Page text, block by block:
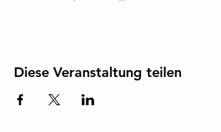
Diese Veranstaltung teilen